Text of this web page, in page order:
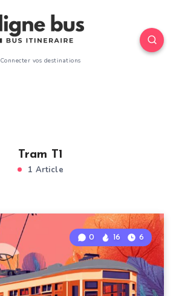
Connecter vos destinations
Tram T1
1 Article
0 16 6